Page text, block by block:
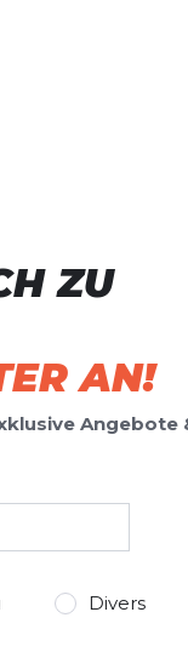
ZU
AN!
Angebote
Divers